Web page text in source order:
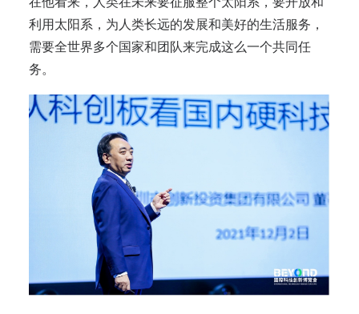
利用太阳系，为人类长远的发展和美好的生活服务，
需要全世界多个国家和团队来完成这么一个共同任
务。